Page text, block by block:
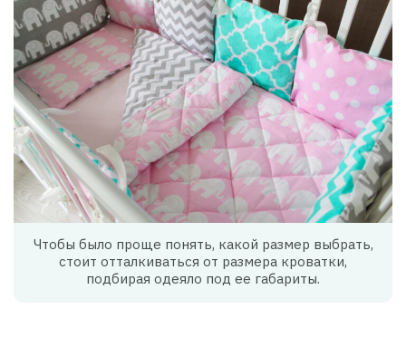
Чтобы было проще понять, какой размер выбрать,
стоит отталкиваться от размера кроватки,
подбирая одеяло под ее габариты.